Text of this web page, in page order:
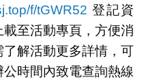
f/tGWR52 登記資
至活動專頁，方便消
解活動更多詳情，可
時間內致電查詢熱線